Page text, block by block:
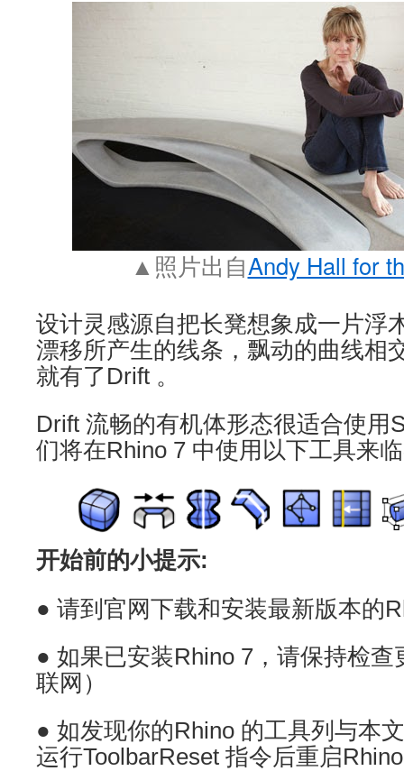
▲照片出自Andy Hall for
设计灵感源自把长凳想象成一片浮
漂移所产生的线条，飘动的曲线相
就有了Drift 。
Drift 流畅的有机体形态很适合使用
们将在Rhino 7 中使用以下工具来
开始前的小提示:
● 请到官网下载和安装最新版本的
● 如果已安装Rhino 7，请保持检
联网）
● 如发现你的Rhino 的工具列与本
运行ToolbarReset 指令后重启